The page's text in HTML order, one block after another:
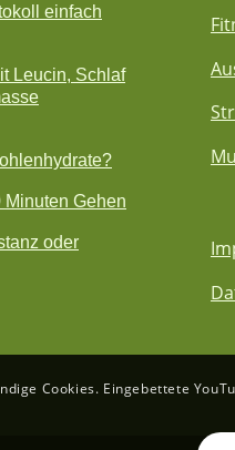
einfach
Leucin, Schlaf
Gehen
oder
Cookies. Eingebettete